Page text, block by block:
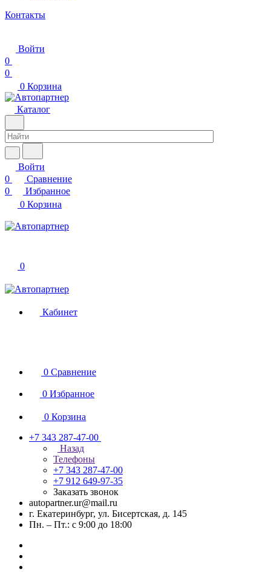
Контакты
Войти
0
0
0 Корзина
Каталог
Войти
0
Сравнение
0
Избранное
0 Корзина
0
Кабинет
0 Сравнение
0 Избранное
0 Корзина
+7 343 287-47-00
Назад
Телефоны
+7 343 287-47-00
+7 912 649-97-35
Заказать звонок
autopartner.ur@mail.ru
г. Екатеринбург, ул. Бисертская, д. 145
Пн. – Пт.: с 9:00 до 18:00